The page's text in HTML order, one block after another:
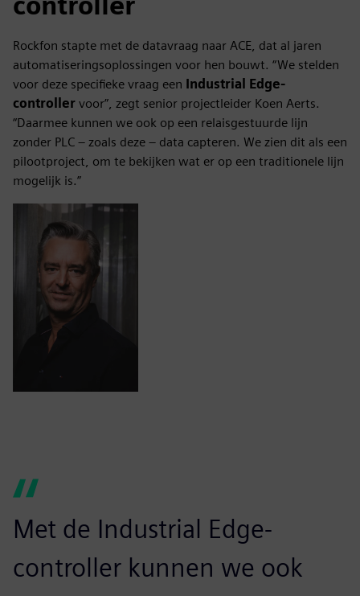
Rockfon stapte met de datavraag naar ACE, dat al jaren
automatiseringsoplossingen voor hen bouwt. “We stelden
voor deze specifieke vraag een Industrial Edge-
controller voor”, zegt senior projectleider Koen Aerts.
“Daarmee kunnen we ook op een relaisgestuurde lijn
zonder PLC – zoals deze – data capteren. We zien dit als een
pilootproject, om te bekijken wat er op een traditionele lijn
mogelijk is.”
Met de Industrial Edge-
controller kunnen we ook